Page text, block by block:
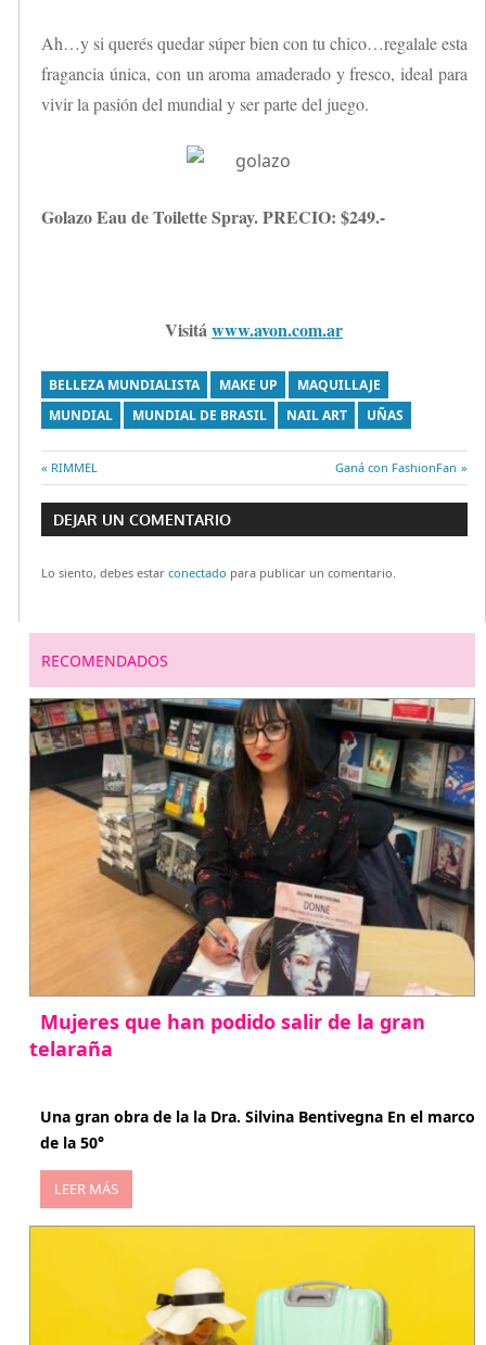
Ah…y si querés quedar súper bien con tu chico…regalale esta
fragancia única, con un aroma amaderado y fresco, ideal para
vivir la pasión del mundial y ser parte del juego.
Golazo Eau de Toilette Spray. PRECIO: $249.-
Visitáwww.avon.com.ar
BELLEZA MUNDIALISTA MAKE UP
MAQUILLAJE
MUNDIAL
MUNDIAL DE BRASIL NAIL ART UÑAS
Navegación
de
entradas
Entrada
anterior:
RIMMEL
Entrada
siguiente:
Ganá con FashionFan
DEJAR UN COMENTARIO
Lo siento, debes estar conectado para publicar un comentario.
RECOMENDADOS
Mujeres que han podido salir de la gran
telaraña
Una gran obra de la la Dra. Silvina Bentivegna En el marco
de la 50°
LEER MÁS